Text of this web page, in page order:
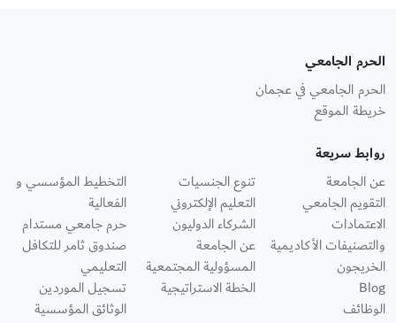
الحرم الجامعي
الحرم الجامعي في عجمان
خريطة الموقع
روابط سريعة
عن الجامعة
التقويم الجامعي
الاعتمادات
والتصنيفات الأكاديمية
الخريجون
Blog
الوظائف
تنوع الجنسيات
التعليم الإلكتروني
الشركاء الدوليون
عن الجامعة
المسؤولية المجتمعية
الخطة الاستراتيجية
التخطيط المؤسسي و
الفعالية
حرم جامعي مستدام
صندوق ثامر للتكافل
التعليمي
تسجيل الموردين
الوثائق المؤسسية